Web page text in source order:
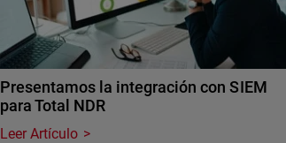
Presentamos la integración con SIEM
para Total NDR
Leer Artículo